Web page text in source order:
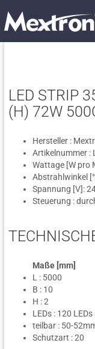
LED STRIP
H) 72W
Hersteller :
Artikelnummer :
Wattage [W pro
Abstrahlwinkel
Spannung [V]:
Steuerung :
Maße [mm]
L : 5000
B : 10
H : 2
LEDs : 120
teilbar : 50-
Schutzart : 20